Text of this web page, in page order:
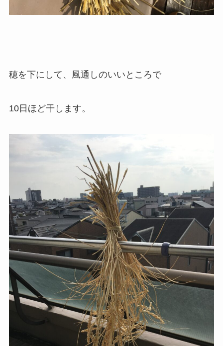
穂を下にして、風通しのいいところで
10日ほど干します。